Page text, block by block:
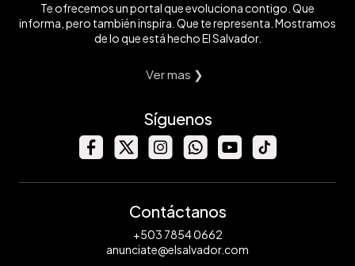
Te ofrecemos un portal que evoluciona contigo. Que
informa, pero también inspira. Que te representa. Mostramos
de lo que está hecho El Salvador.
Ver mas ❯
Síguenos
Contáctanos
+503 7854 0662
anunciate@elsalvador.com